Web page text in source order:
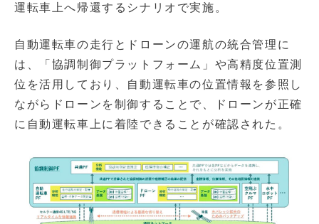
運転車上へ帰還するシナリオで実施。
自動運転車の走行とドローンの運航の統合管理に
は、「協調制御プラットフォーム」や高精度位置測
位を活用しており、自動運転車の位置情報を参照し
ながらドローンを制御することで、ドローンが正確
に自動運転車上に着陸できることが確認された。